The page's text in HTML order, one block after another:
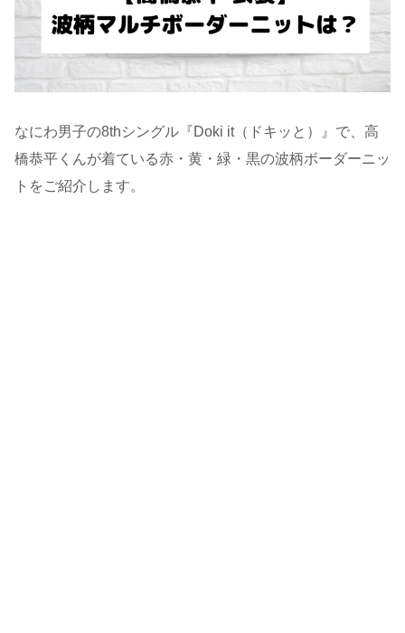
なにわ男子の8thシングル『Doki it（ドキッと）』で、高
橋恭平くんが着ている赤・黄・緑・黒の波柄ボーダーニッ
トをご紹介します。